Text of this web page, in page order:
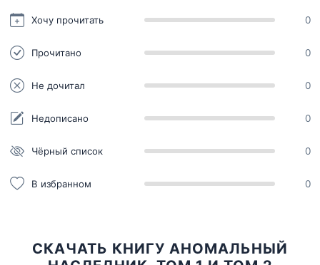
Хочу прочитать 0
Прочитано 0
Не дочитал 0
Недописано 0
Чёрный список 0
В избранном 0
СКАЧАТЬ КНИГУ АНОМАЛЬНЫЙ